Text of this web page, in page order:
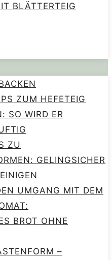
BLÄTTERTEIG
ZUM HEFETEIG
SO WIRD ER
ZU
GELINGSICHER
UMGANG MIT DEM
BROT OHNE
–